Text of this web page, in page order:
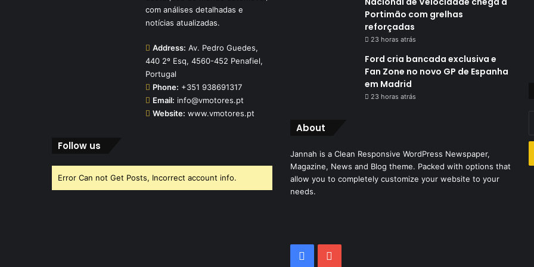
com análises detalhadas e
notícias atualizadas.
Address: Av. Pedro Guedes,
440 2º Esq, 4560-452 Penafiel,
Portugal
Phone: +351 938691317
Email: info@vmotores.pt
Website: www.vmotores.pt
Follow us
Error Can not Get Posts, Incorrect account info.
Portimão com grelhas
reforçadas
23 horas atrás
Ford cria bancada exclusiva e
Fan Zone no novo GP de Espanha
em Madrid
23 horas atrás
About
Jannah is a Clean Responsive WordPress Newspaper,
Magazine, News and Blog theme. Packed with options that
allow you to completely customize your website to your
needs.
Facebook